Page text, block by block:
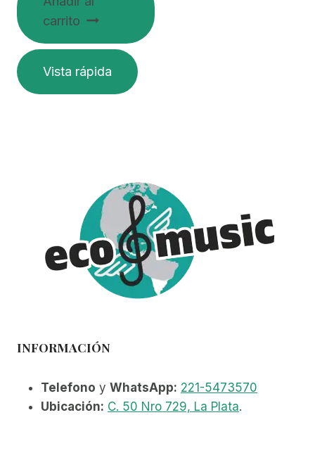
carrito
Vista rápida
INFORMACIÓN
Telefono y WhatsApp: 221-5473570
Ubicación: C. 50 Nro 729, La Plata.